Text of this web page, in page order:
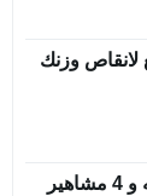
لانقاص وزنك
معنى اسم ميلا وأصله و 4 مشاهير